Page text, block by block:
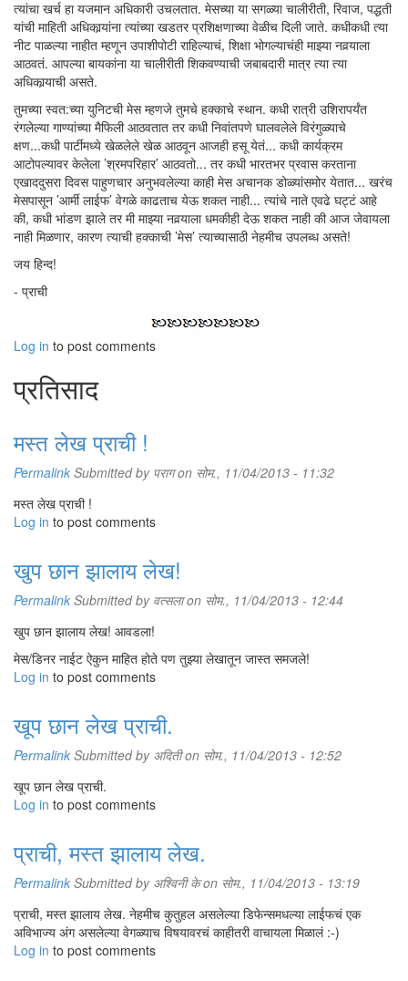
त्यांचा खर्च हा यजमान अधिकारी उचलतात. मेसच्या या सगळ्या चालीरीती, रिवाज, पद्धती
यांची माहिती अधिकार्‍यांना त्यांच्या खडतर प्रशिक्षणाच्या वेळीच दिली जाते. कधीकधी त्या
नीट पाळल्या नाहीत म्हणून उपाशीपोटी राहिल्याचं, शिक्षा भोगल्याचंही माझ्या नवर्‍याला
आठवतं. आपल्या बायकांना या चालीरीती शिकवण्याची जबाबदारी मात्र त्या त्या
अधिकार्‍याची असते.
तुमच्या स्वत:च्या युनिटची मेस म्हणजे तुमचे हक्काचे स्थान. कधी रात्री उशिरापर्यंत
रंगलेल्या गाण्यांच्या मैफिली आठवतात तर कधी निवांतपणे घालवलेले विरंगुळ्याचे
क्षण...कधी पार्टीमध्ये खेळलेले खेळ आठवून आजही हसू येतं... कधी कार्यक्रम
आटोपल्यावर केलेला ’श्रमपरिहार’ आठवतो... तर कधी भारतभर प्रवास करताना
एखाददुसरा दिवस पाहुणचार अनुभवलेल्या काही मेस अचानक डोळ्यांसमोर येतात... खरंच
मेसपासून ’आर्मी लाईफ’ वेगळे काढताच येऊ शकत नाही... त्यांचे नाते एवढे घट्टं आहे
की, कधी भांडण झाले तर मी माझ्या नवर्‍याला धमकीही देऊ शकत नाही की आज जेवायला
नाही मिळणार, कारण त्याची हक्काची ’मेस’ त्याच्यासाठी नेहमीच उपलब्ध असते!
जय हिन्द!
- प्राची
Log in to post comments
प्रतिसाद
मस्त लेख प्राची !
Permalink Submitted by परागon सोम., 11/04/2013 - 11:32
मस्त लेख प्राची !
Log in to post comments
खुप छान झालाय लेख!
Permalink Submitted by वत्सलाon सोम., 11/04/2013 - 12:44
खुप छान झालाय लेख! आवडला!
मेस/डिनर नाईट ऐकुन माहित होते पण तुझ्या लेखातून जास्त समजले!
Log in to post comments
खूप छान लेख प्राची.
Permalink Submitted by अदितीon सोम., 11/04/2013 - 12:52
खूप छान लेख प्राची.
Log in to post comments
प्राची, मस्त झालाय लेख.
Permalink Submitted by अश्विनी केon सोम., 11/04/2013 - 13:19
प्राची, मस्त झालाय लेख. नेहमीच कुतुहल असलेल्या डिफेन्समधल्या लाईफचं एक
अविभाज्य अंग असलेल्या वेगळ्याच विषयावरचं काहीतरी वाचायला मिळालं :-)
Log in to post comments